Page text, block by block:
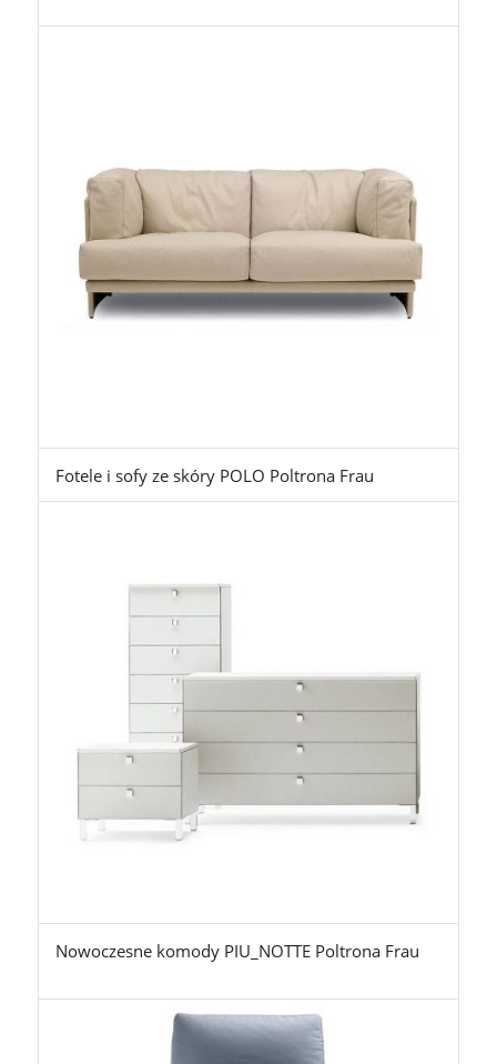
Fotele i sofy ze skóry POLO Poltrona Frau
Nowoczesne komody PIU_NOTTE Poltrona Frau